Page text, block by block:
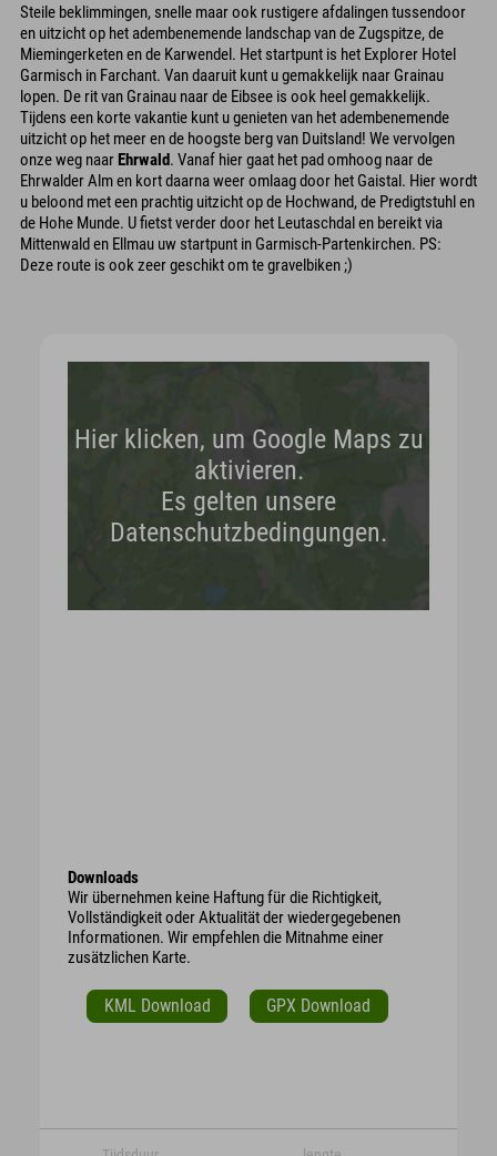
Steile beklimmingen, snelle maar ook rustigere afdalingen tussendoor
en uitzicht op het adembenemende landschap van de Zugspitze, de
Miemingerketen en de Karwendel. Het startpunt is het Explorer Hotel
Garmisch in Farchant. Van daaruit kunt u gemakkelijk naar Grainau
lopen. De rit van Grainau naar de Eibsee is ook heel gemakkelijk.
Tijdens een korte vakantie kunt u genieten van het adembenemende
uitzicht op het meer en de hoogste berg van Duitsland! We vervolgen
onze weg naarEhrwald. Vanaf hier gaat het pad omhoog naar de
Ehrwalder Alm en kort daarna weer omlaag door het Gaistal. Hier wordt
u beloond met een prachtig uitzicht op de Hochwand, de Predigtstuhl en
de Hohe Munde. U fietst verder door het Leutaschdal en bereikt via
Mittenwald en Ellmau uw startpunt in Garmisch-Partenkirchen. PS:
Deze route is ook zeer geschikt om te gravelbiken ;)
Hier klicken, um Google Maps zu
aktivieren.
Es gelten unsere
Datenschutzbedingungen.
Downloads
Wir übernehmen keine Haftung für die Richtigkeit,
Vollständigkeit oder Aktualität der wiedergegebenen
Informationen. Wir empfehlen die Mitnahme einer
zusätzlichen Karte.
KML Download GPX Download